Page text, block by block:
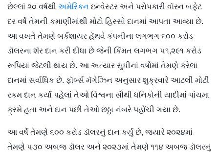
છેલ્લાં ૨૦ વર્ષથી અમેરિકન ઇન્વેસ્ટર અને પરોપકારી વૉરન બફેટ
દર વર્ષે તેમની કમાણીમાંથી મોટો હિસ્સો દાનમાં આપતા આવ્યા છે.
આ વખતે તેમણે બર્કશાયર હૅથવે કંપનીના લગભગ ૬૦૦ કરોડ
ડૉલરના શૅર દાન કરી દીધા છે જેની કિંમત લગભગ ૫૧,૨૯૧ કરોડ
રૂપિયા જેટલી થાય છે. આ અત્યાર સુધીનાં વર્ષોમાં તેમણે કરેલા
દાનમાં સર્વાધિક છે. ફૉર્બ્સ મૅગેઝિન અનુસાર શુક્રવારે આટલી મોટી
રકમ દાન કર્યા પહેલાં તેઓ વિશ્વના સૌથી ધનિકોની યાદીમાં પાંચમા
ક્રમે હતા અને દાન પછી તેઓ છઠ્ઠા નંબરે પહોંચી ગયા છે.
આ વર્ષે તેમણે ૬૦૦ કરોડ ડૉલરનું દાન કર્યું છે, જ્યારે ૨૦૨૪માં
તેમણે ૫૩૦ અબજ ડૉલર અને ૨૦૨૩માં તેમણે ૧૧૪ અબજ ડૉલરનું